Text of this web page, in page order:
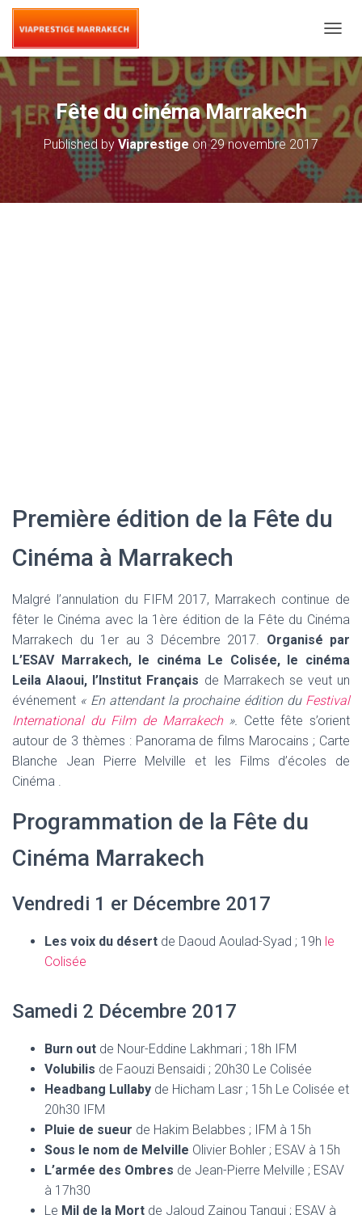
O
G
G
E
N
V
Fête du cinéma Marrakech
Published by Viaprestige on29 novembre 2017
Première édition de la Fête du
Cinéma à Marrakech
Malgré l’annulation du FIFM 2017, Marrakech continue de
fêter le Cinéma avec la 1ère édition de la Fête du Cinéma
Marrakech du 1er au 3 Décembre 2017. Organisé par
L’ESAV Marrakech, le cinéma Le Colisée, le cinéma
Leila Alaoui, l’Institut Français de Marrakech se veut un
événement « En attendant la prochaine édition du Festival
International du Film de Marrakech». Cette fête s’orient
autour de 3 thèmes : Panorama de films Marocains ; Carte
Blanche Jean Pierre Melville et les Films d’écoles de
Cinéma .
Programmation de la Fête du
Cinéma Marrakech
Vendredi 1 er Décembre 2017
Les voix du désert de Daoud Aoulad-Syad ; 19h le
Colisée
Samedi 2 Décembre 2017
Burn out de Nour-Eddine Lakhmari ; 18h IFM
Volubilis de Faouzi Bensaidi ; 20h30 Le Colisée
Headbang Lullaby de Hicham Lasr ; 15h Le Colisée et
20h30 IFM
Pluie de sueur de Hakim Belabbes ; IFM à 15h
Sous le nom de Melville Olivier Bohler ; ESAV à 15h
L’armée des Ombres de Jean-Pierre Melville ; ESAV
à 17h30
Le Mil de la Mort de Jaloud Zainou Tangui ; ESAV à